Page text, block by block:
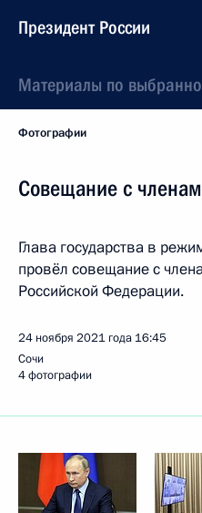
Президент России
Материалы по
Фотографии
Совещание с
Глава государства в
провёл совещание с
Российской Федерации.
24 ноября 2021 года 16:45
Сочи
4 фотографии